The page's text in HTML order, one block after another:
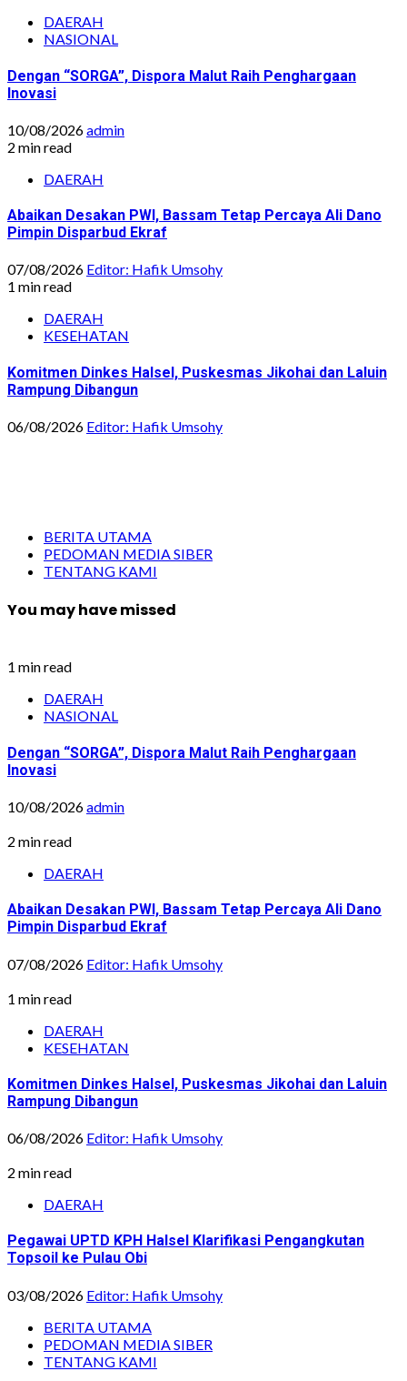
DAERAH
NASIONAL
Dengan “SORGA”, Dispora Malut Raih Penghargaan
Inovasi
10/08/2026admin
2 min read
DAERAH
Abaikan Desakan PWI, Bassam Tetap Percaya Ali Dano
Pimpin Disparbud Ekraf
07/08/2026 Editor: Hafik Umsohy
1 min read
DAERAH
KESEHATAN
Komitmen Dinkes Halsel, Puskesmas Jikohai dan Laluin
Rampung Dibangun
06/08/2026 Editor: Hafik Umsohy
BERITA UTAMA
PEDOMAN MEDIA SIBER
TENTANG KAMI
You may have missed
1 min read
DAERAH
NASIONAL
Dengan “SORGA”, Dispora Malut Raih Penghargaan
Inovasi
10/08/2026admin
2 min read
DAERAH
Abaikan Desakan PWI, Bassam Tetap Percaya Ali Dano
Pimpin Disparbud Ekraf
07/08/2026 Editor: Hafik Umsohy
1 min read
DAERAH
KESEHATAN
Komitmen Dinkes Halsel, Puskesmas Jikohai dan Laluin
Rampung Dibangun
06/08/2026 Editor: Hafik Umsohy
2 min read
DAERAH
Pegawai UPTD KPH Halsel Klarifikasi Pengangkutan
Topsoil ke Pulau Obi
03/08/2026 Editor: Hafik Umsohy
BERITA UTAMA
PEDOMAN MEDIA SIBER
TENTANG KAMI